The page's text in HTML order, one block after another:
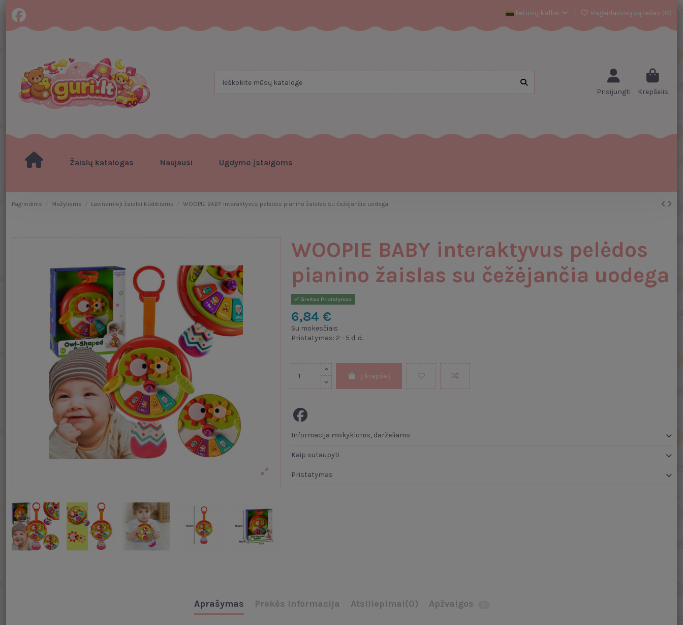
lietuvių kalba Pageidavimų sąrašas (0)
Prisijungti Krepšelis
Žaislų katalogas Naujausi Ugdymo įstaigoms
Pagrindinis Mažyliams Lavinamieji žaislai kūdikiams WOOPIE BABY interaktyvus pelėdos pianino žaislas su čežėjančia uodega
WOOPIE BABY interaktyvus pelėdos
pianino žaislas su čežėjančia uodega
Greitas Pristatymas
6,84 €
Su mokesčiais
Pristatymas: 2 - 5 d. d.
Į krepšelį
Informacija mokykloms, darželiams
Kaip sutaupyti
Pristatymas
Aprašymas Prekės informacija Atsiliepimai(0) Apžvalgos